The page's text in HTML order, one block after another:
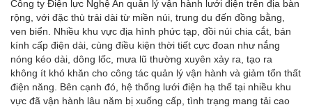
Công ty Điện lực Nghệ An quản lý vận hành lưới điện trên địa bàn
rộng, với đặc thù trải dài từ miền núi, trung du đến đồng bằng,
ven biển. Nhiều khu vực địa hình phức tạp, đồi núi chia cắt, bán
kính cấp điện dài, cùng điều kiện thời tiết cực đoan như nắng
nóng kéo dài, dông lốc, mưa lũ thường xuyên xảy ra, tạo ra
không ít khó khăn cho công tác quản lý vận hành và giảm tổn thất
điện năng. Bên cạnh đó, hệ thống lưới điện hạ thế tại nhiều khu
vực đã vận hành lâu năm bị xuống cấp, tình trạng mang tải cao